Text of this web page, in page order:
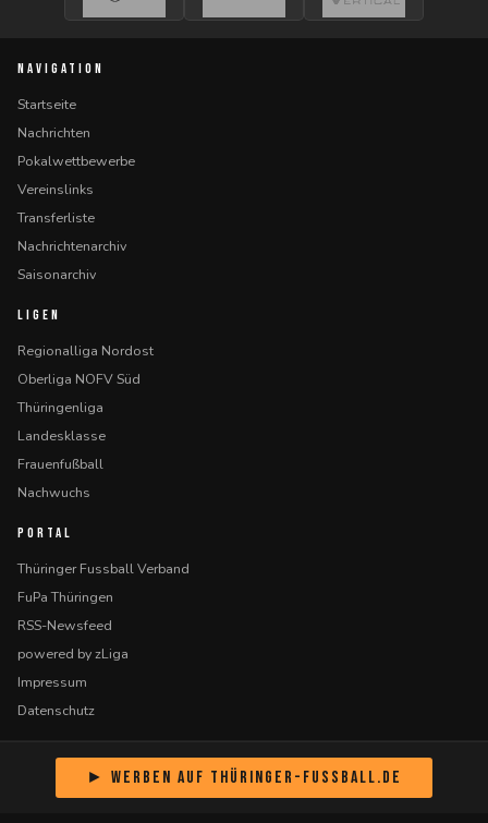
NAVIGATION
Startseite
Nachrichten
Pokalwettbewerbe
Vereinslinks
Transferliste
Nachrichtenarchiv
Saisonarchiv
LIGEN
Regionalliga Nordost
Oberliga NOFV Süd
Thüringenliga
Landesklasse
Frauenfußball
Nachwuchs
PORTAL
Thüringer Fussball Verband
FuPa Thüringen
RSS-Newsfeed
powered by zLiga
Impressum
Datenschutz
► Werben auf Thüringer-Fussball.de